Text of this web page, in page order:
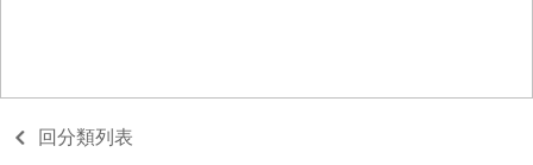
回分類列表